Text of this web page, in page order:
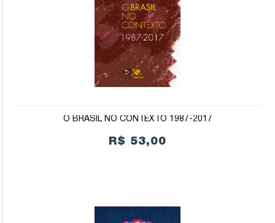
O BRASIL NO CONTEXTO 1987-2017
R$ 53,00